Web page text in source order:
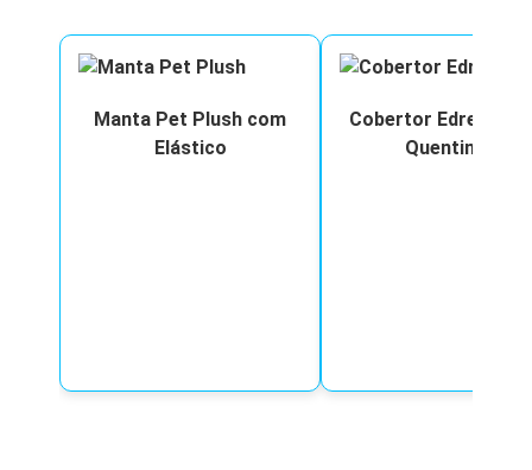
Manta Pet Plush com
Elástico
Cobertor Edredom
Quentinho